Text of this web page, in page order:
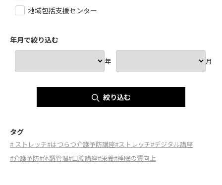
地域包括支援センター
年月で絞り込む
年 月
絞り込む
タグ
# ストレッチ#はつらつ介護予防講座#ストレッチ#デジタル講座
#介護予防#体調管理#口腔講座#栄養#睡眠の質向上